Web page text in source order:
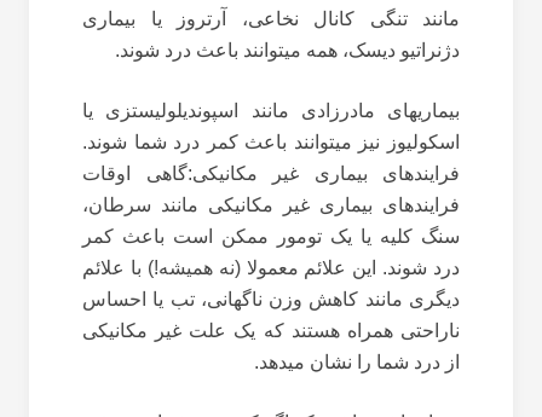
مانند تنگی کانال نخاعی، آرتروز یا بیماری
دژنراتیو دیسک، همه میتوانند باعث درد شوند.
بیماریهای مادرزادی مانند اسپوندیلولیستزی یا
اسکولیوز نیز میتوانند باعث کمر درد شما شوند.
فرایندهای بیماری غیر مکانیکی:گاهی اوقات
فرایندهای بیماری غیر مکانیکی مانند سرطان،
سنگ کلیه یا یک تومور ممکن است باعث کمر
درد شوند. این علائم معمولا (نه همیشه!) با علائم
دیگری مانند کاهش وزن ناگهانی، تب یا احساس
ناراحتی همراه هستند که یک علت غیر مکانیکی
از درد شما را نشان میدهد.